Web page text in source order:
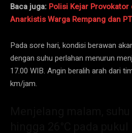
Baca juga: Polisi Kejar
Anarkistis Warga Rempang dan
Pada sore hari, kondisi berawan
dengan suhu perlahan menurun
17.00 WIB. Angin beralih arah dari
km/jam.